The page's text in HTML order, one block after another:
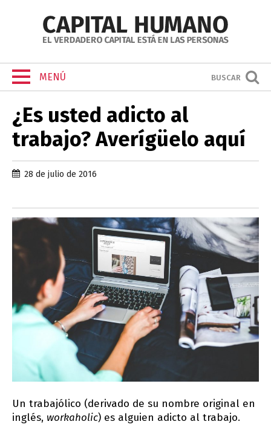
MENÚ BUSCAR
¿Es usted adicto al
trabajo? Averígüelo aquí
28 de julio de 2016
Un trabajólico (derivado de su nombre original en
inglés, workaholic) es alguien adicto al trabajo.